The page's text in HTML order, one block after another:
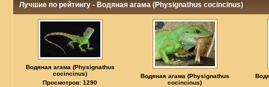
Лучшие по рейтингу - Водяная агама (Physignathus cocincinus)
Водяная агама (Physignathus
cocincinus)
Просмотров: 1290
Водяная агама (Physignathus
cocincinus)